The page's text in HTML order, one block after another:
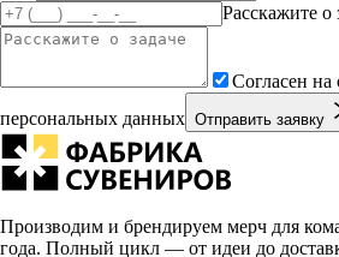
Расскажите о
Согласен на
персональных данных Отправить заявку
Производим и брендируем мерч для
года. Полный цикл — от идеи до